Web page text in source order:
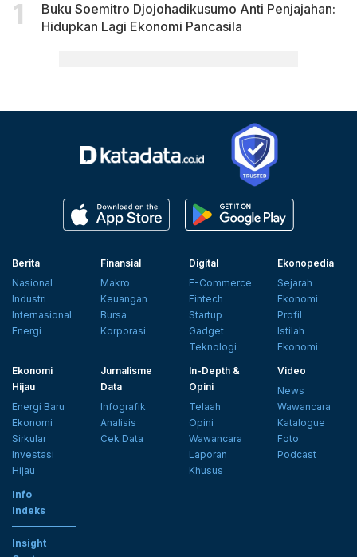
Buku Soemitro Djojohadikusumo Anti Penjajahan:
Hidupkan Lagi Ekonomi Pancasila
Berita
Nasional
Industri
Internasional
Energi
Finansial
Makro
Keuangan
Bursa
Korporasi
Digital
E-Commerce
Fintech
Startup
Gadget
Teknologi
Ekonopedia
Sejarah
Ekonomi
Profil
Istilah
Ekonomi
Ekonomi
Hijau
Energi Baru
Ekonomi
Sirkular
Investasi
Hijau
Jurnalisme
Data
Infografik
Analisis
Cek Data
In-Depth &
Opini
Telaah
Opini
Wawancara
Laporan
Khusus
Video
News
Wawancara
Katalogue
Foto
Podcast
Info
Indeks
Insight